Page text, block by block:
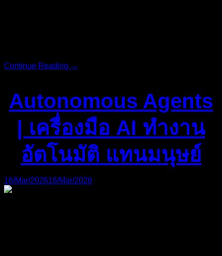
Continue Reading →
Autonomous Agents
| เครื่องมือ AI ทำงาน
อัตโนมัติ แทนมนุษย์
16/Mar/202616/Mar/2026